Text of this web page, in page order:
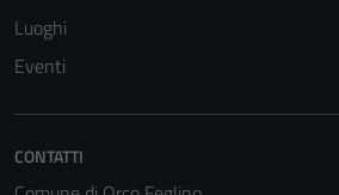
Luoghi
Eventi
CONTATTI